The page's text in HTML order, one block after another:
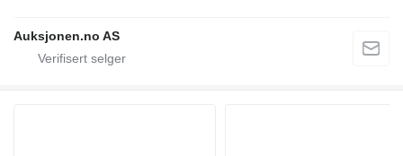
Auksjonen.no AS